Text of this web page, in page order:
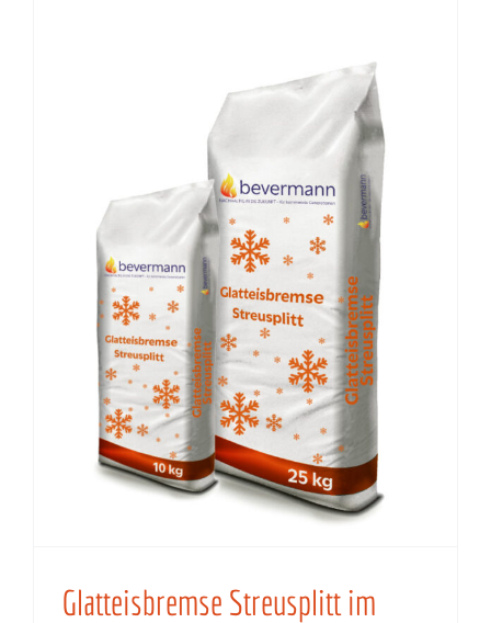
Glatteisbremse Streusplitt im